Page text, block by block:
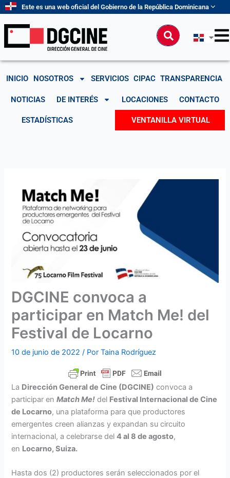
contenido
Este es una web oficial del Gobierno de la República Dominicana
Buscar
INICIO NOSOTROS SERVICIOS CIPAC TRANSPARENCIA
NOTICIAS DE INTERÉS LOCACIONES CONTACTO
ESTADÍSTICAS VENTANILLA VIRTUAL
DGCINE convoca a
participar en Match Me! del
Festival de Locarno
10 de junio de 2022/ PorTaina Rodríguez
La Dirección General de Cine (DGCINE) convoca a
participar enMatch Me! del Festival Internacional de Cine
de Locarno, una plataforma para que productores
emergentes creen alianzas y expandan su circuito
internacional, a celebrarse del4 al 8 de agosto,
en Locarno, Suiza.
Hasta dos (2) productores serán seleccionados por el